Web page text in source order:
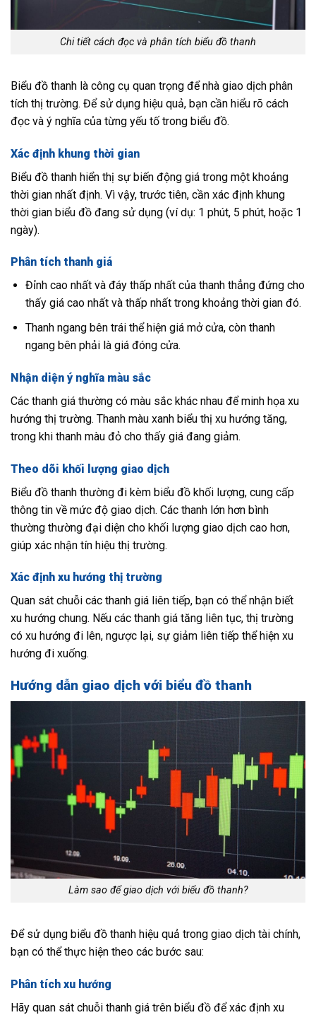
Chi tiết cách đọc và phân tích biểu đồ thanh
Biểu đồ thanh là công cụ quan trọng để nhà giao dịch phân
tích thị trường. Để sử dụng hiệu quả, bạn cần hiểu rõ cách
đọc và ý nghĩa của từng yếu tố trong biểu đồ.
Xác định khung thời gian
Biểu đồ thanh hiển thị sự biến động giá trong một khoảng
thời gian nhất định. Vì vậy, trước tiên, cần xác định khung
thời gian biểu đồ đang sử dụng (ví dụ: 1 phút, 5 phút, hoặc 1
ngày).
Phân tích thanh giá
Đỉnh cao nhất và đáy thấp nhất của thanh thẳng đứng cho
thấy giá cao nhất và thấp nhất trong khoảng thời gian đó.
Thanh ngang bên trái thể hiện giá mở cửa, còn thanh
ngang bên phải là giá đóng cửa.
Nhận diện ý nghĩa màu sắc
Các thanh giá thường có màu sắc khác nhau để minh họa xu
hướng thị trường. Thanh màu xanh biểu thị xu hướng tăng,
trong khi thanh màu đỏ cho thấy giá đang giảm.
Theo dõi khối lượng giao dịch
Biểu đồ thanh thường đi kèm biểu đồ khối lượng, cung cấp
thông tin về mức độ giao dịch. Các thanh lớn hơn bình
thường thường đại diện cho khối lượng giao dịch cao hơn,
giúp xác nhận tín hiệu thị trường.
Xác định xu hướng thị trường
Quan sát chuỗi các thanh giá liên tiếp, bạn có thể nhận biết
xu hướng chung. Nếu các thanh giá tăng liên tục, thị trường
có xu hướng đi lên, ngược lại, sự giảm liên tiếp thể hiện xu
hướng đi xuống.
Hướng dẫn giao dịch với biểu đồ thanh
Làm sao để giao dịch với biểu đồ thanh?
Để sử dụng biểu đồ thanh hiệu quả trong giao dịch tài chính,
bạn có thể thực hiện theo các bước sau:
Phân tích xu hướng
Hãy quan sát chuỗi thanh giá trên biểu đồ để xác định xu